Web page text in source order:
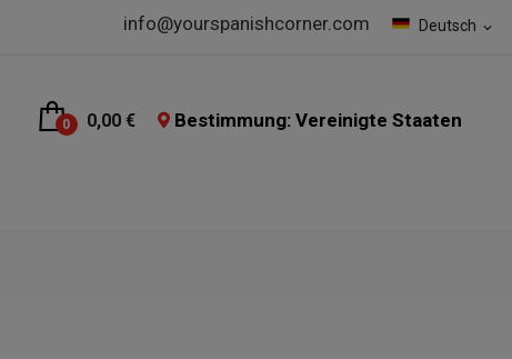
Deutsch expand_more
info@yourspanishcorner.com
0 0,00 € Bestimmung: Vereinigte Staaten